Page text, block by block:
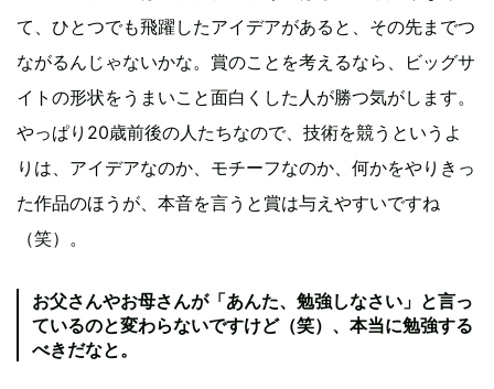
て、ひとつでも飛躍したアイデアがあると、その先までつ
ながるんじゃないかな。賞のことを考えるなら、ビッグサ
イトの形状をうまいこと面白くした人が勝つ気がします。
やっぱり20歳前後の人たちなので、技術を競うというよ
りは、アイデアなのか、モチーフなのか、何かをやりきっ
た作品のほうが、本音を言うと賞は与えやすいですね
（笑）。
お父さんやお母さんが「あんた、勉強しなさい」と言っ
ているのと変わらないですけど（笑）、本当に勉強する
べきだなと。